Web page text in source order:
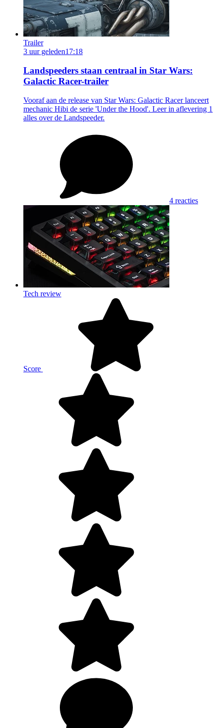
Trailer
3 uur geleden17:18
Landspeeders staan centraal in Star Wars:
Galactic Racer-trailer
Vooraf aan de release van Star Wars: Galactic Racer lanceert
mechanic Hibi de serie 'Under the Hood'. Leer in aflevering 1
alles over de Landspeeder.
4 reacties
Tech review
Score